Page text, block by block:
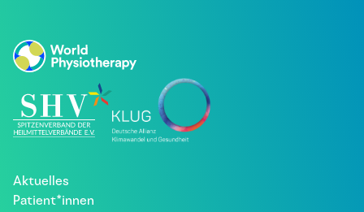
Aktuelles
Patient*innen